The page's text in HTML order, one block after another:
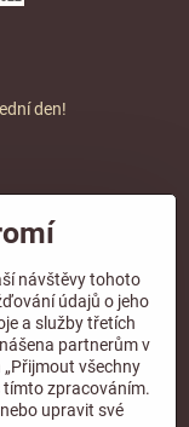
den!
návštěvy tohoto
údajů o jeho
a služby třetích
partnerům v
„Přijmout všechny
tímto zpracováním.
upravit své